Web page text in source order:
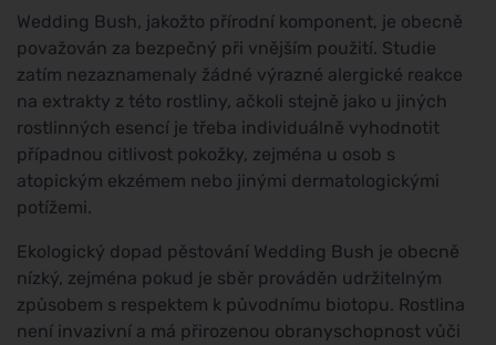
Wedding Bush, jakožto přírodní komponent, je obecně
považován za bezpečný při vnějším použití. Studie
zatím nezaznamenaly žádné výrazné alergické reakce
na extrakty z této rostliny, ačkoli stejně jako u jiných
rostlinných esencí je třeba individuálně vyhodnotit
případnou citlivost pokožky, zejména u osob s
atopickým ekzémem nebo jinými dermatologickými
potížemi.
Ekologický dopad pěstování Wedding Bush je obecně
nízký, zejména pokud je sběr prováděn udržitelným
způsobem s respektem k původnímu biotopu. Rostlina
není invazivní a má přirozenou obranyschopnost vůči